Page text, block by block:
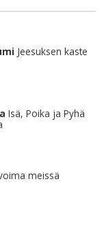
Jeesuksen kaste
Isä, Poika ja Pyhä
meissä